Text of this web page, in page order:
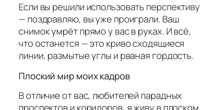
Если вы решили использовать перспективу
— поздравляю, вы уже проиграли. Ваш
снимок умрёт прямо у вас в руках. И всё,
что останется — это криво сходящиеся
линии, размытые углы и рваная гордость.
Плоский мир моих кадров
В отличие от вас, любителей парадных